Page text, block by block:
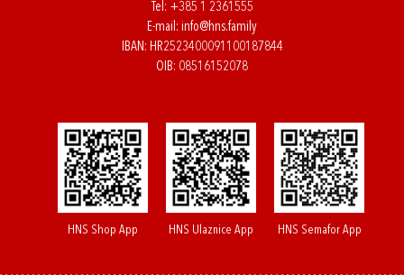
Tel: +385 1 2361555
E-mail: info@hns.family
IBAN: HR2523400091100187844
OIB: 08516152078
HNS Shop App HNS Ulaznice App HNS Semafor App